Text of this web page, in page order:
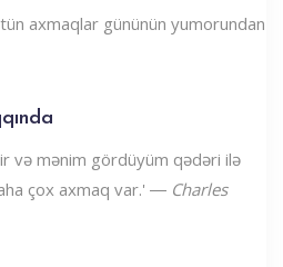
axmaqlar gününün yumorundan
və mənim gördüyüm qədəri ilə
çox axmaq var.' ― Charles